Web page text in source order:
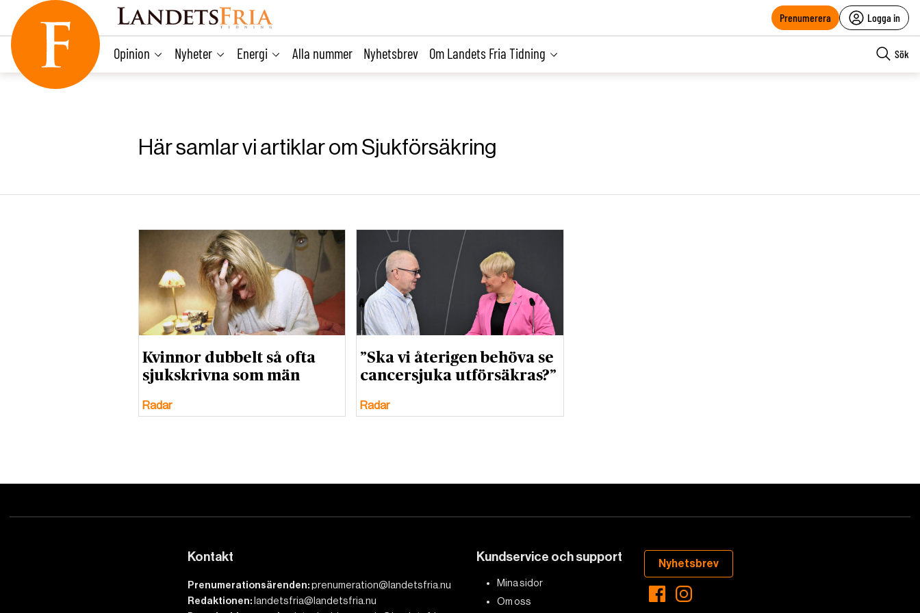
content
Prenumerera Logga in
Opinion Nyheter Energi Alla nummer Nyhetsbrev Om Landets Fria Tidning Sök
Här samlar vi artiklar om Sjukförsäkring
Kvinnor dubbelt så ofta
sjukskrivna som män
Radar
”Ska vi återigen behöva se
cancersjuka utförsäkras?”
Radar
Kontakt
Prenumerationsärenden:prenumeration@landetsfria.nu
Redaktionen: landetsfria@landetsfria.nu
Kundservice och support
Mina sidor
Om oss
Nyhetsbrev